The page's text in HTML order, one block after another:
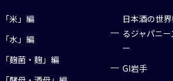
「米」編
「水」編
「麹菌・麹」編
日本酒の世
るジャパニ
ー
GI岩手